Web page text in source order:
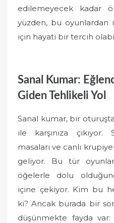
edilemeyecek kadar
yüzden, bu oyunlardan
için hayati bir tercih
Sanal Kumar:
Giden Tehlikeli Yol
Sanal kumar, bir
ile karşınıza
masaları ve canlı
geliyor. Bu tür
öğelerle dolu
içine çekiyor. Kim bu
ki? Ancak burada bir
düşünmekte fayda